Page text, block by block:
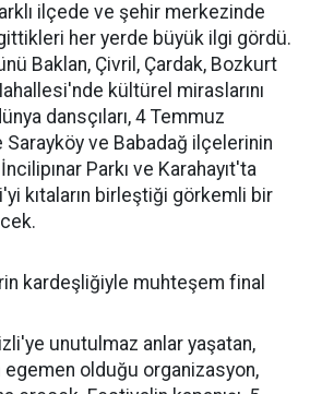
ilçede ve şehir merkezinde
her yerde büyük ilgi gördü.
Baklan, Çivril, Çardak, Bozkurt
kültürel miraslarını
dansçıları, 4 Temmuz
ve Babadağ ilçelerinin
Parkı ve Karahayıt'ta
kıtaların birleştiği görkemli bir
kardeşliğiyle muhteşem final
unutulmaz anlar yaşatan,
olduğu organizasyon,